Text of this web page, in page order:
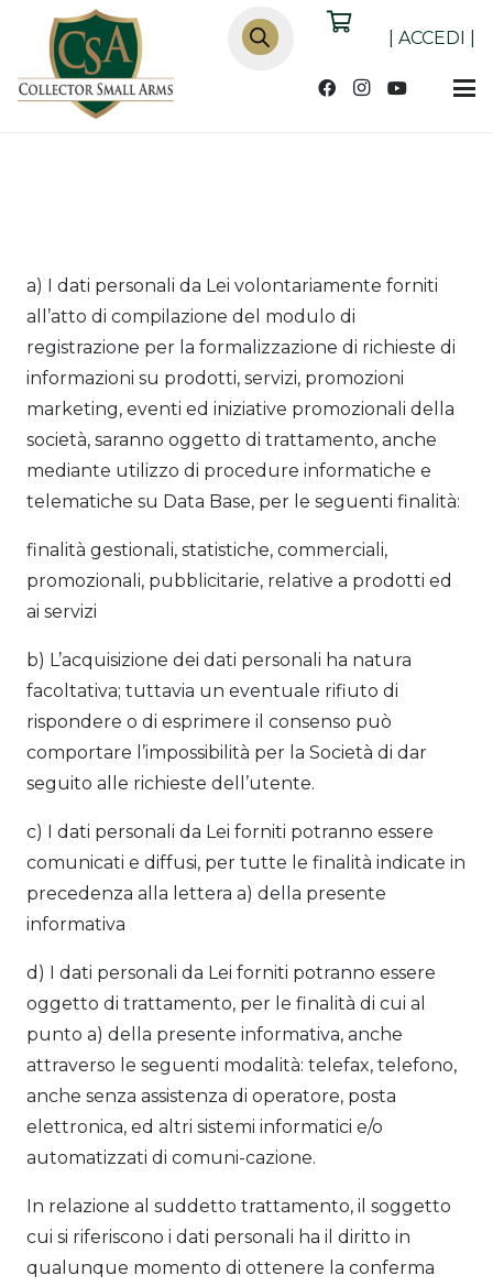
Products
search
ACCEDI
a) I dati personali da Lei volontariamente forniti
all’atto di compilazione del modulo di
registrazione per la formalizzazione di richieste di
informazioni su prodotti, servizi, promozioni
marketing, eventi ed iniziative promozionali della
società, saranno oggetto di trattamento, anche
mediante utilizzo di procedure informatiche e
telematiche su Data Base, per le seguenti finalità:
finalità gestionali, statistiche, commerciali,
promozionali, pubblicitarie, relative a prodotti ed
ai servizi
b) L’acquisizione dei dati personali ha natura
facoltativa; tuttavia un eventuale rifiuto di
rispondere o di esprimere il consenso può
comportare l’impossibilità per la Società di dar
seguito alle richieste dell’utente.
c) I dati personali da Lei forniti potranno essere
comunicati e diffusi, per tutte le finalità indicate in
precedenza alla lettera a) della presente
informativa
d) I dati personali da Lei forniti potranno essere
oggetto di trattamento, per le finalità di cui al
punto a) della presente informativa, anche
attraverso le seguenti modalità: telefax, telefono,
anche senza assistenza di operatore, posta
elettronica, ed altri sistemi informatici e/o
automatizzati di comuni-cazione.
In relazione al suddetto trattamento, il soggetto
cui si riferiscono i dati personali ha il diritto in
qualunque momento di ottenere la conferma